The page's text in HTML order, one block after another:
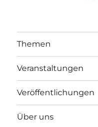
Themen
Veranstaltungen
Veröffentlichungen
Über uns